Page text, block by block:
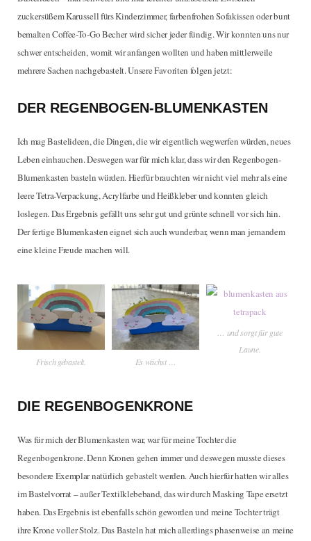
zuckersüßem Karussell fürs Kinderzimmer, farbenfrohen Sofakissen oder bunt
bemalten Coffee-To-Go Becher wird sicher jeder fündig. Wir konnten uns nur
schwer entscheiden, womit wir anfangen wollten und haben mittlerweile
mehrere Sachen nachgebastelt. Unsere Favoriten folgen jetzt:
DER REGENBOGEN-BLUMENKASTEN
Ich mag Bastelideen, die Dingen, die wir eigentlich wegwerfen würden, neues
Leben einhauchen. Deswegen war für mich klar, dass wir den Regenbogen-
Blumenkasten basteln würden. Hierfür brauchten wir nicht viel mehr als eine
leere Tetra-Verpackung, Acrylfarbe und Heißkleber und konnten gleich
loslegen. Das Ergebnis gefällt uns sehr gut und grünte schnell vor sich hin.
Der fertige Blumenkasten eignet sich auch wunderbar, wenn man jemandem
eine kleine Freude machen will.
Frisch gebastelt. Es wächst …
… und sorgt für gute
Laune.
DIE REGENBOGENKRONE
Was für mich der Blumenkasten war, war für meine Tochter die
Regenbogenkrone. Denn Kronen gehen immer und deswegen musste dieses
besondere Exemplar natürlich gebastelt werden. Auch hierfür hatten wir alles
im Bastelvorrat – außer Textilklebeband, das wir durch Masking Tape ersetzt
haben. Das Ergebnis ist ebenfalls schön geworden und meine Tochter trägt
ihre Krone voller Stolz. Das Basteln hat mich allerdings phasenweise an meine